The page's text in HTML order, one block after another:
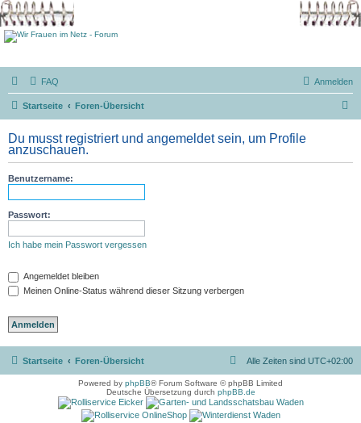
FAQ Anmelden
Startseite Foren-Übersicht
h
Du musst registriert und angemeldet sein, um Profile
anzuschauen.
Benutzername:
Passwort:
Ich habe mein Passwort vergessen
Angemeldet bleiben
Meinen Online-Status während dieser Sitzung verbergen
Startseite Foren-Übersicht Alle Zeiten sind UTC+02:00
Powered by phpBB® Forum Software © phpBB Limited
Deutsche Übersetzung durch phpBB.de